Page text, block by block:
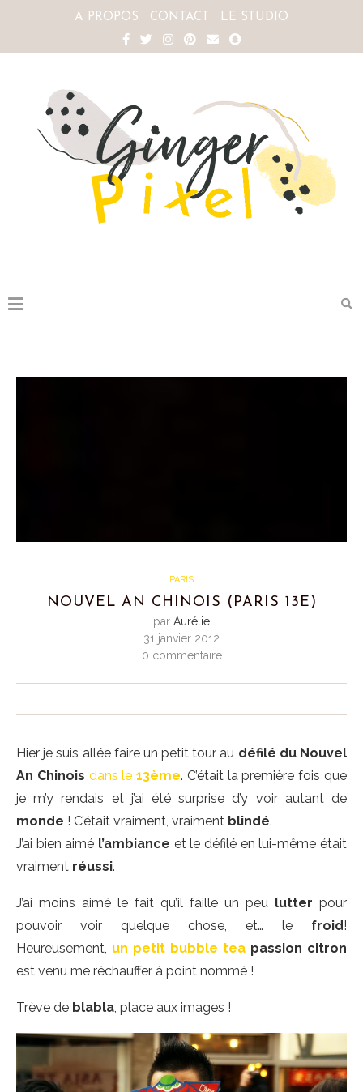
A PROPOS CONTACT LE STUDIO
PARIS
NOUVEL AN CHINOIS (PARIS 13E)
par Aurélie
31 janvier 2012
0 commentaire
Hier je suis allée faire un petit tour au défilé du Nouvel
An Chinois dans le13ème. C’était la première fois que
je m’y rendais et j’ai été surprise d’y voir autant de
monde ! C’était vraiment, vraiment blindé.
J’ai bien aimé l’ambiance et le défilé en lui-même était
vraiment réussi.
J’ai moins aimé le fait qu’il faille un peu lutter pour
pouvoir voir quelque chose, et… le froid!
Heureusement, un petit bubble tea passion citron
est venu me réchauffer à point nommé !
Trève de blabla, place aux images !